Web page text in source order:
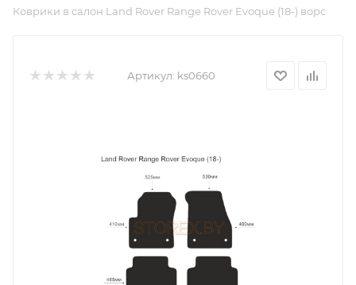
Коврики в салон Land Rover Range Rover Evoque (18-) ворс
Артикул: ks0660